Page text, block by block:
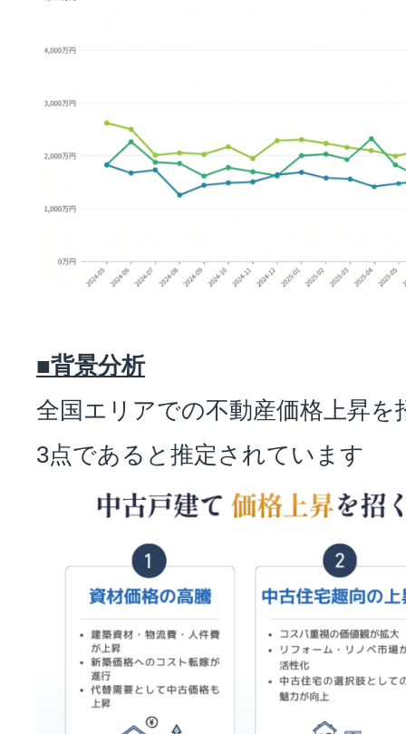
■背景分析
全国エリアでの不動産価格上昇を
3点であると推定されています